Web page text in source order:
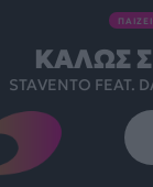
ΚΑΛΏΣ
STAVENTO FEAT.